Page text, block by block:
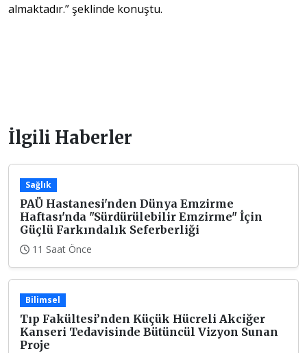
almaktadır.” şeklinde konuştu.
İlgili Haberler
Sağlık
PAÜ Hastanesi'nden Dünya Emzirme
Haftası'nda "Sürdürülebilir Emzirme" İçin
Güçlü Farkındalık Seferberliği
11 Saat Önce
Bilimsel
Tıp Fakültesi’nden Küçük Hücreli Akciğer
Kanseri Tedavisinde Bütüncül Vizyon Sunan
Proje